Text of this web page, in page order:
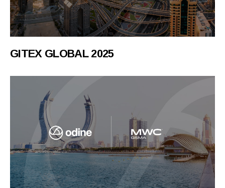
GITEX GLOBAL 2025